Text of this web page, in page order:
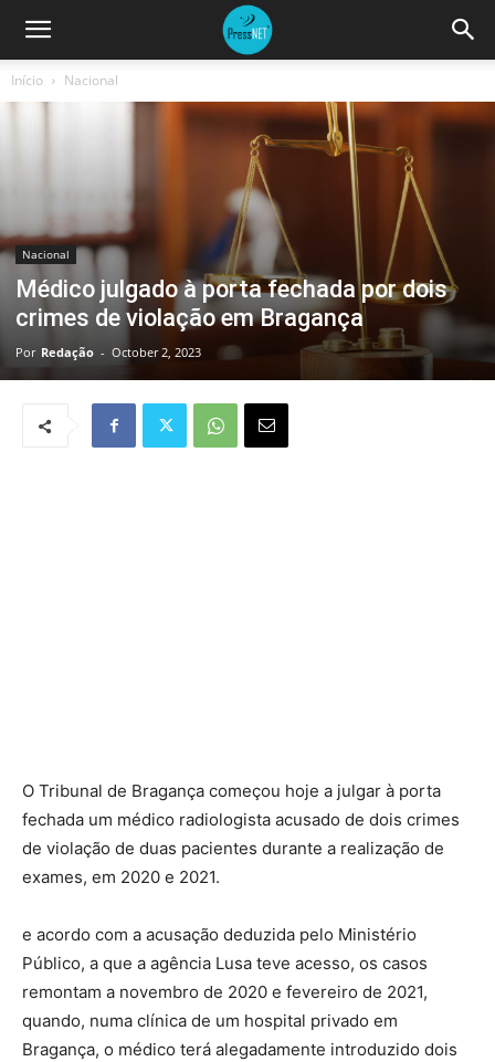
Início Nacional
Nacional
Médico julgado à porta fechada por dois
crimes de violação em Bragança
Por Redação - October 2, 2023
O Tribunal de Bragança começou hoje a julgar à porta
fechada um médico radiologista acusado de dois crimes
de violação de duas pacientes durante a realização de
exames, em 2020 e 2021.
e acordo com a acusação deduzida pelo Ministério
Público, a que a agência Lusa teve acesso, os casos
remontam a novembro de 2020 e fevereiro de 2021,
quando, numa clínica de um hospital privado em
Bragança, o médico terá alegadamente introduzido dois